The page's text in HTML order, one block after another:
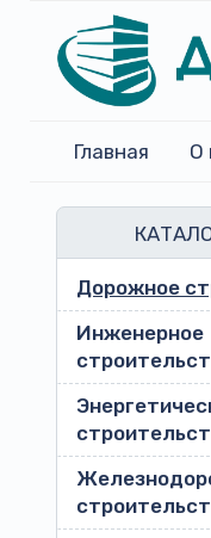
Главная О
Дорожное
Инженерное